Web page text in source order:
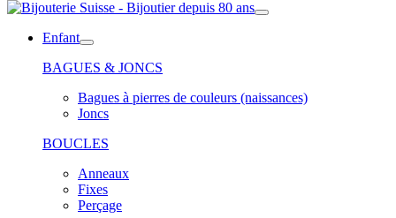
Enfant
BAGUES & JONCS
Bagues à pierres de couleurs (naissances)
Joncs
BOUCLES
Anneaux
Fixes
Perçage